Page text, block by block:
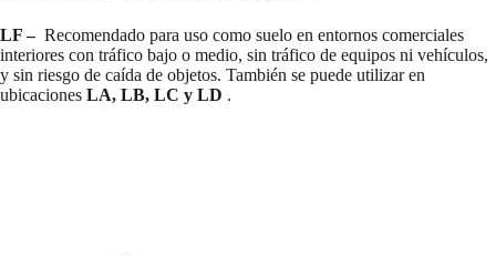
LF – Recomendado para uso como suelo en entornos comerciales
interiores con tráfico bajo o medio, sin tráfico de equipos ni vehículos,
y sin riesgo de caída de objetos. También se puede utilizar en
ubicaciones LA, LB, LC y LD .